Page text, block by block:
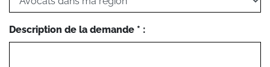
Description de la demande * :